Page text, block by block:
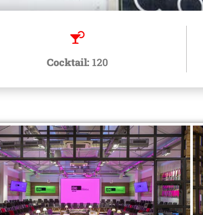
Cocktail:120